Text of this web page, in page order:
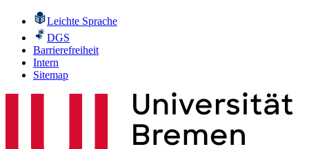
Leichte Sprache
DGS
Barrierefreiheit
Intern
Sitemap